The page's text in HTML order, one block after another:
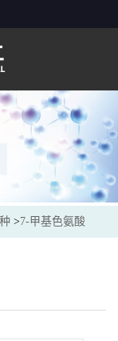
>7-甲基色氨酸